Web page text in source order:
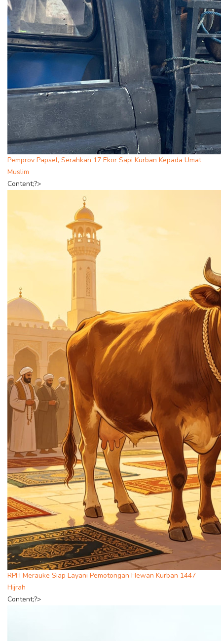
Pemprov Papsel, Serahkan 17 Ekor Sapi Kurban Kepada Umat
Muslim
Content;?>
RPH Merauke Siap Layani Pemotongan Hewan Kurban 1447
Hijrah
Content;?>